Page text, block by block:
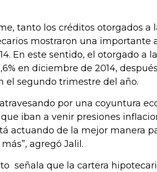
tanto los créditos otorgados a
mostraron una importante
En este sentido, el otorgado a
en diciembre de 2014,
el segundo trimestre del año.
por una coyuntura
iban a venir presiones
actuando de la mejor manera
agregó Jalil.
señala que la cartera